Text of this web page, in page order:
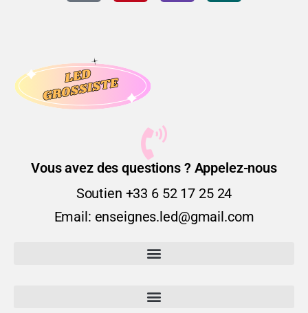
Vous avez des questions ? Appelez-nous
Soutien +33 6 52 17 25 24
Email: enseignes.led@gmail.com